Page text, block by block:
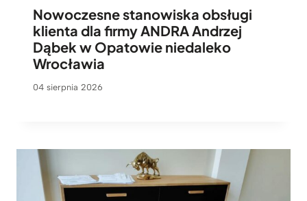
Nowoczesne stanowiska obsługi
klienta dla firmy ANDRA Andrzej
Dąbek w Opatowie niedaleko
Wrocławia
04 sierpnia 2026